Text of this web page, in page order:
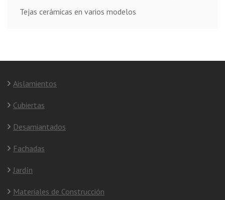
Tejas cerámicas en varios modelos
Aislamientos
Cubiertas
Desamiantados
Fachadas
Jardín
Materiales de Construcción